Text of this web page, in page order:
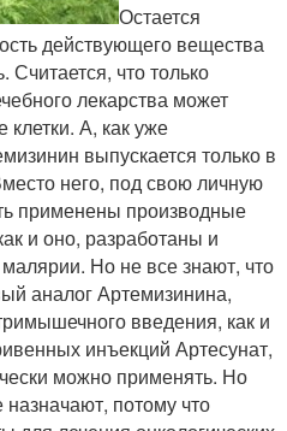
Остается
действующего вещества
Считается, что только
лекарства может
клетки. А, как уже
выпускается только в
него, под свою личную
применены производные
и оно, разработаны и
Но не все знают, что
аналог Артемизинина,
введения, как и
инъекций Артесунат,
можно применять. Но
назначают, потому что